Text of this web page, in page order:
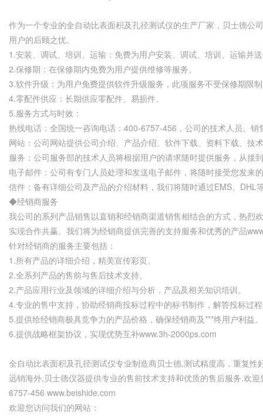
作为一个专业的全自动比表面积及孔径测试仪的生产厂家，贝士德
用户的后顾之忧。
1.安装、调试、培训、运输：免费为用户安装、调试、培训、运输并
2.保修期：在保修期内免费为用户提供维修等服务。
3.软件升级：为用户免费提供软件升级服务，此项服务不受保修期限
4.零配件供应：长期供应零配件、易损件。
5.服务方式与时效：
热线电话：全国统一咨询电话：400-6757-456，公司的技术人员、
网站：公司网站提供公司介绍、产品介绍、软件下载、资料下载、技
服务：公司服务部的技术人员将根据用户的请求随时提供服务，从
电子邮件：公司有专门人员处理和发送电子邮件，将随时接受您发来
信件：备有详细公司及产品的介绍材料，我们将随时通过EMS、DHL
◆经销商服务
我公司的系列产品销售以直销和经销商渠道销售相结合的方式，热
实现合作共赢。我们将为经销商提供完善的支持服务和优秀的产品
针对经销商的服务主要包括：
1.所有产品的详细介绍，精美宣传彩页。
2.全系列产品的售前与售后技术支持。
2.产品应用行业及领域的详细介绍与分析，产品及相关知识培训。
4.专业的售中支持，协助经销商投标过程中的标书制作，解答投标过
5.提供给经销商极具竞争力的产品价格，确保经销商及***终用户利益。
6.提供战略框架协议，实现优势互补www.3h-2000ps.com
全自动比表面积及孔径测试仪专业制造商贝士德,测试精度高，重复
远销海外,贝士德仪器提供专业的售前技术支持和优质的售后服务.欢
6757-456 www.beishide.com
欢迎您访问我们的网站：